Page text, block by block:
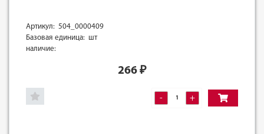
Артикул: 504_0000409
Базовая единица: шт
наличие:
266 ₽
- +